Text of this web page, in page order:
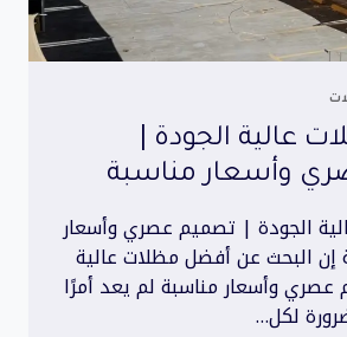
عالية الجودة |
وأسعار مناسبة
الجودة | تصميم عصري وأسعار
إن البحث عن أفضل مظلات عالية
وأسعار مناسبة لم يعد أمرًا
لكل…